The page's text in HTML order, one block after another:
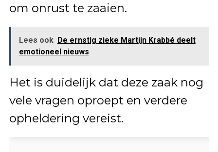
om onrust te zaaien.
Lees ook De ernstig zieke Martijn Krabbé deelt
emotioneel nieuws
Het is duidelijk dat deze zaak nog
vele vragen oproept en verdere
opheldering vereist.